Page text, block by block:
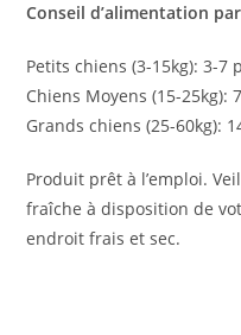
Conseil d’alimentation
Petits chiens (3-15kg): 3-7
Chiens Moyens (15-25kg):
Grands chiens (25-60kg):
Produit prêt à l’emploi.
fraîche à disposition de
endroit frais et sec.